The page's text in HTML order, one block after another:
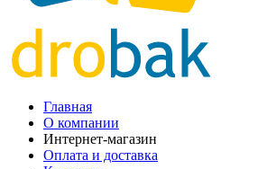
Главная
О компании
Интернет-магазин
Оплата и доставка